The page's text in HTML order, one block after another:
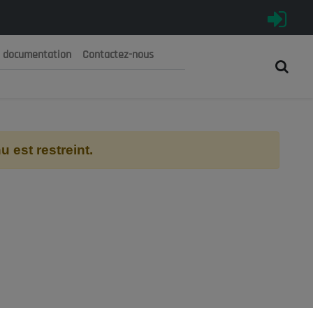
الجزائرية الديمقراطية الشعبية
documentation Contactez-nous
est restreint.